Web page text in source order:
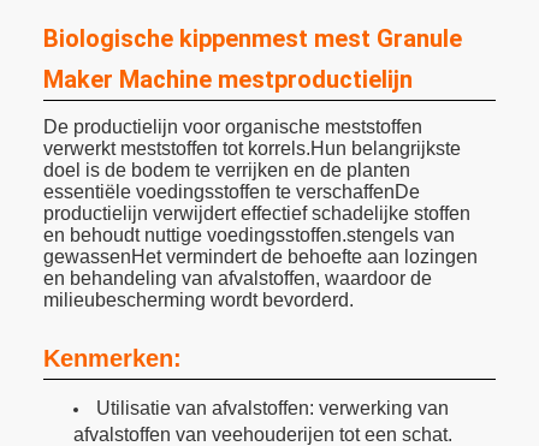
Biologische kippenmest mest Granule
Maker Machine mestproductielijn
De productielijn voor organische meststoffen
verwerkt meststoffen tot korrels.Hun belangrijkste
doel is de bodem te verrijken en de planten
essentiële voedingsstoffen te verschaffenDe
productielijn verwijdert effectief schadelijke stoffen
en behoudt nuttige voedingsstoffen.stengels van
gewassenHet vermindert de behoefte aan lozingen
en behandeling van afvalstoffen, waardoor de
milieubescherming wordt bevorderd.
Kenmerken:
Utilisatie van afvalstoffen: verwerking van
afvalstoffen van veehouderijen tot een schat.